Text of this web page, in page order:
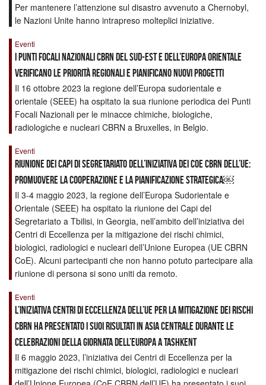
Per mantenere l’attenzione sul disastro avvenuto a Chernobyl,
le Nazioni Unite hanno intrapreso molteplici iniziative.
Eventi
I Punti Focali Nazionali CBRN del Sud-Est e dell’Europa Orientale
verificano le priorità regionali e pianificano nuovi progetti
Il 16 ottobre 2023 la regione dell’Europa sudorientale e
orientale (SEEE) ha ospitato la sua riunione periodica dei Punti
Focali Nazionali per le minacce chimiche, biologiche,
radiologiche e nucleari CBRN a Bruxelles, in Belgio.
Eventi
Riunione dei Capi di Segretariato dell’iniziativa dei CoE CBRN dell’UE:
promuovere la cooperazione e la pianificazione strategica￼
Il 3-4 maggio 2023, la regione dell’Europa Sudorientale e
Orientale (SEEE) ha ospitato la riunione dei Capi del
Segretariato a Tbilisi, in Georgia, nell’ambito dell’iniziativa dei
Centri di Eccellenza per la mitigazione dei rischi chimici,
biologici, radiologici e nucleari dell’Unione Europea (UE CBRN
CoE). Alcuni partecipanti che non hanno potuto partecipare alla
riunione di persona si sono uniti da remoto.
Eventi
L’iniziativa Centri di Eccellenza dell’UE per la mitigazione dei rischi
CBRN ha presentato i suoi risultati in Asia Centrale durante le
celebrazioni della Giornata dell’Europa a Tashkent
Il 6 maggio 2023, l’iniziativa dei Centri di Eccellenza per la
mitigazione dei rischi chimici, biologici, radiologici e nucleari